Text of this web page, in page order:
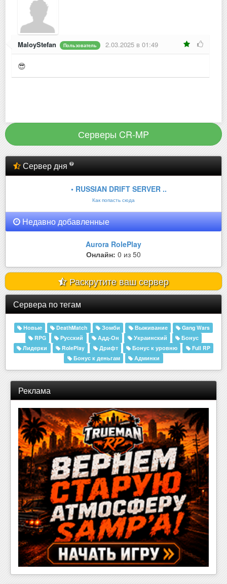
MaloyStefan Пользователь 2.03.2025 в 01:49
😎
Серверы CR-MP
Сервер дня
• RUSSIAN DRIFT SERVER ..
Как попасть сюда
Недавно добавленные
Aurora RolePlay
Онлайн: 0 из 50
Раскрутите ваш сервер
Сервера по тегам
Новые DeathMatch Зомби Выживание
Gang Wars
RPG
Русский Адд-Он Украинский
Бонус
Лидерки
RolePlay Дрифт Бонус к уровню
Full RP
Бонус к деньгам
Админки
Реклама